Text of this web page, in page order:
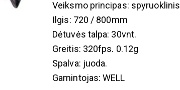
Veiksmo principas: spyruoklinis
Ilgis: 720 / 800mm
Dėtuvės talpa: 30vnt.
Greitis: 320fps. 0.12g
Spalva: juoda.
Gamintojas: WELL